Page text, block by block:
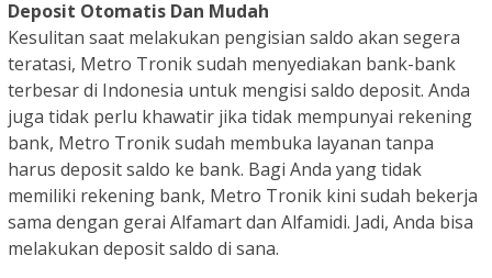
Deposit Otomatis Dan Mudah
Kesulitan saat melakukan pengisian saldo akan segera
teratasi, Metro Tronik sudah menyediakan bank-bank
terbesar di Indonesia untuk mengisi saldo deposit. Anda
juga tidak perlu khawatir jika tidak mempunyai rekening
bank, Metro Tronik sudah membuka layanan tanpa
harus deposit saldo ke bank. Bagi Anda yang tidak
memiliki rekening bank, Metro Tronik kini sudah bekerja
sama dengan gerai Alfamart dan Alfamidi. Jadi, Anda bisa
melakukan deposit saldo di sana.